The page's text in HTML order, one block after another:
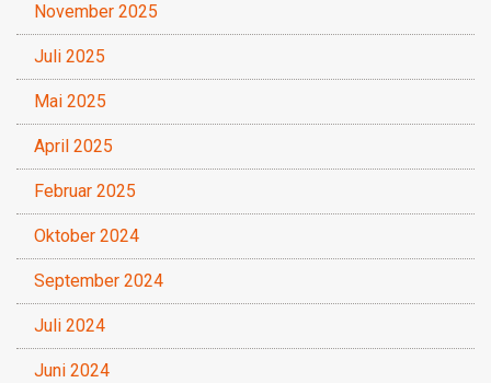
November 2025
Juli 2025
Mai 2025
April 2025
Februar 2025
Oktober 2024
September 2024
Juli 2024
Juni 2024